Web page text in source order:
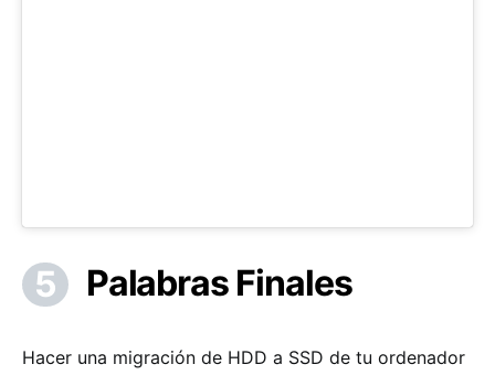
Palabras Finales
Hacer una migración de HDD a SSD de tu ordenador